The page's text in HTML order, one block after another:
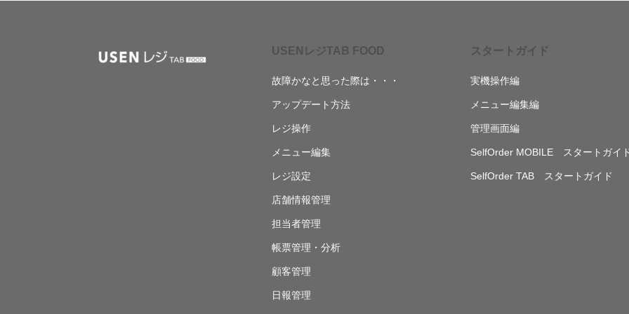
USENレジTAB FOOD
故障かなと思った際は・・・
アップデート方法
レジ操作
メニュー編集
レジ設定
店舗情報管理
担当者管理
帳票管理・分析
顧客管理
日報管理
スタートガイド
実機操作編
メニュー編集編
管理画面編
SelfOrder MOBILE スタートガイ
SelfOrder TAB スタートガイド